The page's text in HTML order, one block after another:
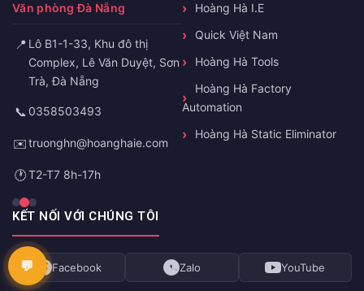
Văn phòng Đà Nẵng
📍 Lô B1-1-33, Khu đô thị
Complex, Lê Văn Duyệt, Sơn
Trà, Đà Nẵng
📞 0358503493
✉️truonghn@hoanghaie.com
🕐T2-T7 8h-17h
Hoàng Hà I.E
Quick Việt Nam
Hoàng Hà Tools
Hoàng Hà Factory
Automation
Hoàng Hà Static Eliminator
KẾT NỐI VỚI CHÚNG TÔI
Facebook Zalo YouTube